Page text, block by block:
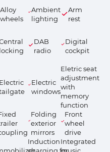
Alloy
wheels
Ambient
lighting
Arm
rest
locking
DAB
radio
Digital
cockpit
Electric
Electric
windows
Eletric seat
adjustment
with
memory
function
Folding
exterior
mirrors
Front
wheel
drive
Induction
charging for
Integrated
music